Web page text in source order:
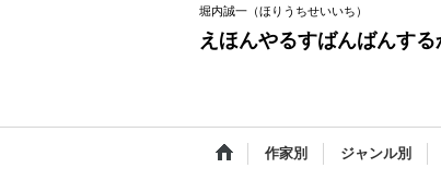
堀内誠一（ほりうちせいいち）
えほんやるすばんばんする
作家別 ジャンル別